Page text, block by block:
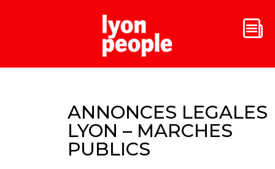
ANNONCES LEGALES
LYON – MARCHES
PUBLICS